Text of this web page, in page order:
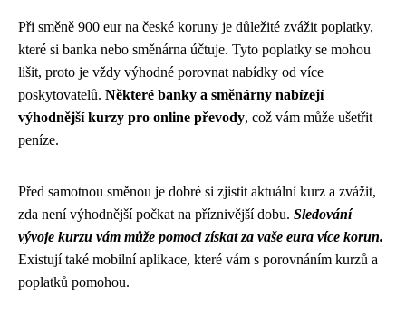
Při směně 900 eur na české koruny je důležité zvážit poplatky,
které si banka nebo směnárna účtuje. Tyto poplatky se mohou
lišit, proto je vždy výhodné porovnat nabídky od více
poskytovatelů. Některé banky a směnárny nabízejí
výhodnější kurzy pro online převody, což vám může ušetřit
peníze.
Před samotnou směnou je dobré si zjistit aktuální kurz a zvážit,
zda není výhodnější počkat na příznivější dobu. Sledování
vývoje kurzu vám může pomoci získat za vaše eura více korun.
Existují také mobilní aplikace, které vám s porovnáním kurzů a
poplatků pomohou.